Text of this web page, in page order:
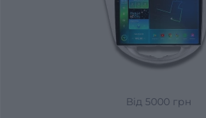
Від 5000 грн